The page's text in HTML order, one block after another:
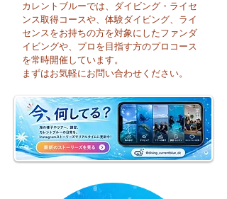
夏本番！明日からお泊
まり海洋実習です♪
カレントブルーでは、ダイビング・ライセ
ンス取得コースや、体験ダイビング、ライ
センスをお持ちの方を対象にしたファンダ
イビングや、プロを目指す方のプロコース
を常時開催しています。
まずはお気軽にお問い合わせください。